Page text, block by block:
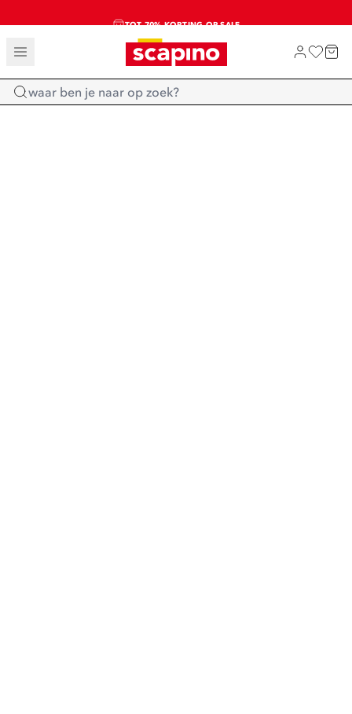
TOT 70% KORTING OP SALE
SALE: LAATSTE KANS!
SHOP NIEUW
Home